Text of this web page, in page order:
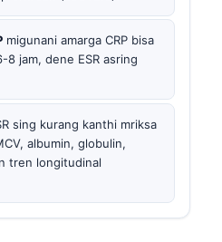
migunani amarga CRP bisa
8 jam, dene ESR asring
sing kurang kanthi mriksa
albumin, globulin,
tren longitudinal